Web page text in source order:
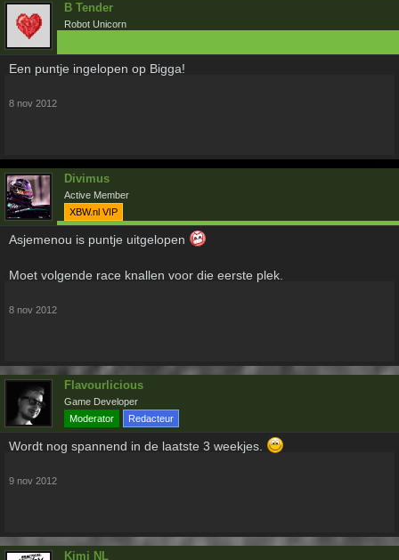
B Tender
Robot Unicorn
Een puntje ingelopen op Bigga!
8 nov 2012
Divimus
Active Member
XBW.nl VIP
Asjemenou is puntje uitgelopen
Moet volgende race knallen voor die eerste plek.
8 nov 2012
Flavourlicious
Game Developer
Moderator
Redacteur
Wordt nog spannend in de laatste 3 weekjes.
9 nov 2012
Kimi NL